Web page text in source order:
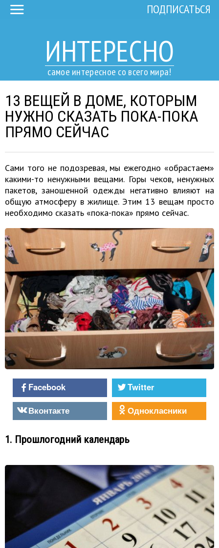
ИНТЕРЕСНО
самое интересное со всего мира!
ПОДПИСАТЬСЯ
13 ВЕЩЕЙ В ДОМЕ, КОТОРЫМ
НУЖНО СКАЗАТЬ ПОКА-ПОКА
ПРЯМО СЕЙЧАС
Сами того не подозревая, мы ежегодно «обрастаем»
какими-то ненужными вещами. Горы чеков, ненужных
пакетов, заношенной одежды негативно влияют на
общую атмосферу в жилище. Этим 13 вещам просто
необходимо сказать «пока-пока» прямо сейчас.
Facebook
Twitter
Вконтакте
Однокласники
1. Прошлогодний календарь